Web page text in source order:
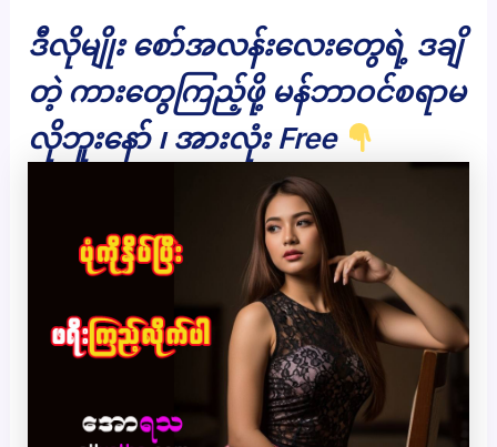
ဒီလိုမျိုး စော်အလန်းလေးတွေရဲ့ ဒချိ
တဲ့ ကားတွေကြည့်ဖို့ မန်ဘာဝင်စရာမ
လိုဘူးနော် ၊ အားလုံး Free